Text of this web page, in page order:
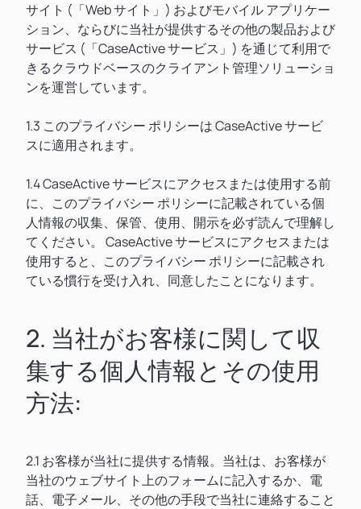
サイト (「Web サイト」) およびモバイル アプリケー
ション、ならびに当社が提供するその他の製品および
サービス (「CaseActive サービス」) を通じて利用で
きるクラウドベースのクライアント管理ソリューショ
ンを運営しています。
1.3 このプライバシー ポリシーは CaseActive サービ
スに適用されます。
1.4 CaseActive サービスにアクセスまたは使用する前
に、このプライバシー ポリシーに記載されている個
人情報の収集、保管、使用、開示を必ず読んで理解し
てください。 CaseActive サービスにアクセスまたは
使用すると、このプライバシー ポリシーに記載され
ている慣行を受け入れ、同意したことになります。
2. 当社がお客様に関して収
集する個人情報とその使用
方法:
2.1 お客様が当社に提供する情報。当社は、お客様が
当社のウェブサイト上のフォームに記入するか、電
話、電子メール、その他の手段で当社に連絡すること